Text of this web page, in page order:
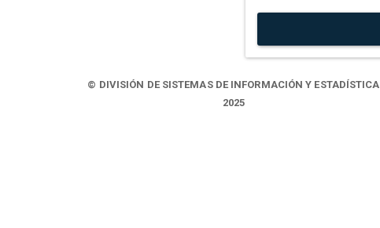
© DIVISIÓN DE SISTEMAS DE INFORMACIÓN Y ESTADÍSTICA
2025